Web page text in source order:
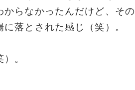
からなかったんだけど、その
に落とされた感じ（笑）。
。